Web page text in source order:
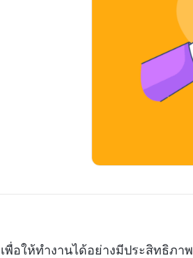
พื่อให้ทำงานได้อย่างมีประสิทธิภาพ